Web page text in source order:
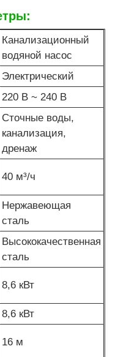
Канализационный
водяной насос
Электрический
220 В ~ 240 В
Сточные воды,
канализация,
дренаж
40 м³/ч
Нержавеющая
сталь
Высококачественная
сталь
8,6 кВт
8,6 кВт
16 м